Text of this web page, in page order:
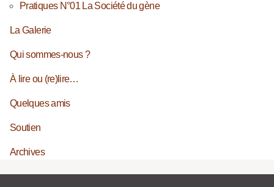
Pratiques N°01 La Société du gène
La Galerie
Qui sommes-nous ?
À lire ou (re)lire…
Quelques amis
Soutien
Archives